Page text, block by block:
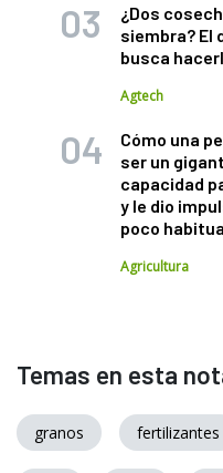
¿Dos
siembra? El
busca
Agtech
Cómo una
ser un
capacidad
y le dio
poco
Agricultura
Temas en esta
granos fertilizantes